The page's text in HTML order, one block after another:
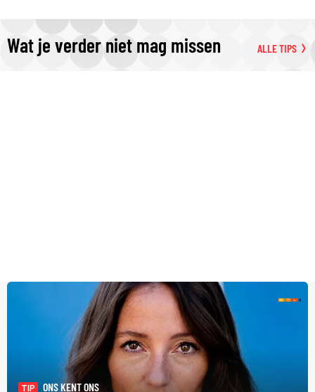
Wat je verder niet mag missen ALLE TIPS
TIP
ONS KENT ONS